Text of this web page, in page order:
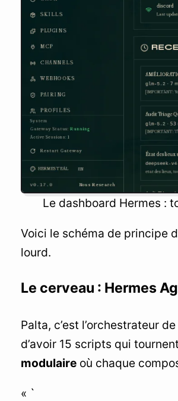
Le dashboard Hermes :
Voici le schéma de principe
lourd.
Le cerveau : Hermes
Palta, c’est l’orchestrateur
d’avoir 15 scripts qui
modulaire où chaque
« `